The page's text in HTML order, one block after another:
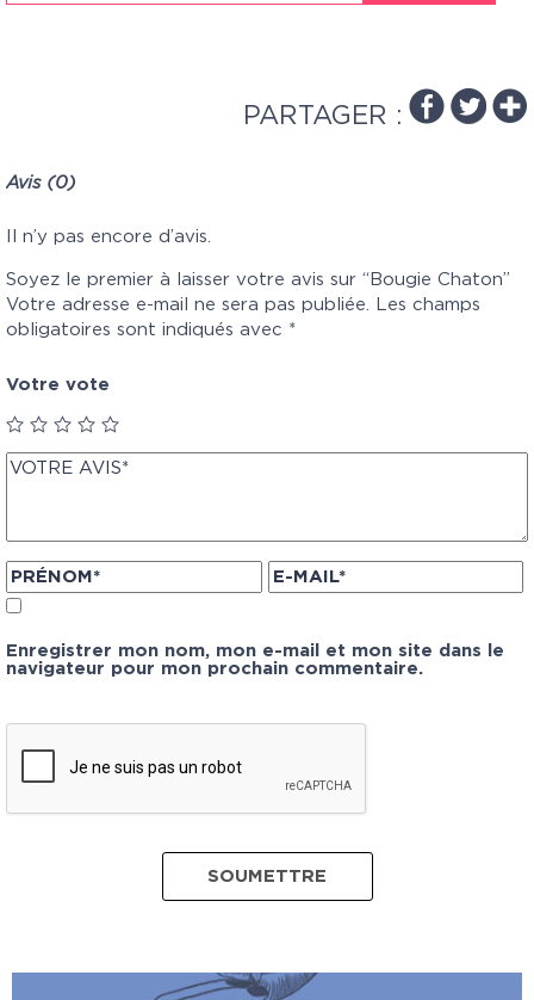
PARTAGER :
Avis (0)
Il n’y pas encore d’avis.
Soyez le premier à laisser votre avis sur “Bougie Chaton”
Votre adresse e-mail ne sera pas publiée. Les champs
obligatoires sont indiqués avec *
Votre vote
Enregistrer mon nom, mon e-mail et mon site dans le
navigateur pour mon prochain commentaire.